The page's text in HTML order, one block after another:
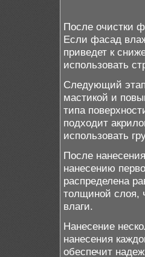
После очистки
Если фасад
приведет к
использовать
Следующий этап
мастикой и
типа
подходит
использовать
После
нанесению
распределена
толщиной слоя,
влаги.
Нанесение
нанесения
обеспечит